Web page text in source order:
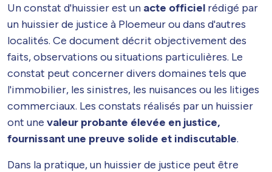
Un constat d'huissier est un acte officiel rédigé par
un huissier de justice à Ploemeur ou dans d'autres
localités. Ce document décrit objectivement des
faits, observations ou situations particulières. Le
constat peut concerner divers domaines tels que
l'immobilier, les sinistres, les nuisances ou les litiges
commerciaux. Les constats réalisés par un huissier
ont une valeur probante élevée en justice,
fournissant une preuve solide et indiscutable.
Dans la pratique, un huissier de justice peut être